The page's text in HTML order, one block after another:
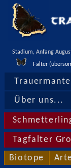
Stadium, Anfang
Falter
Trauermantel
Über uns...
Tagfalter
Biotope